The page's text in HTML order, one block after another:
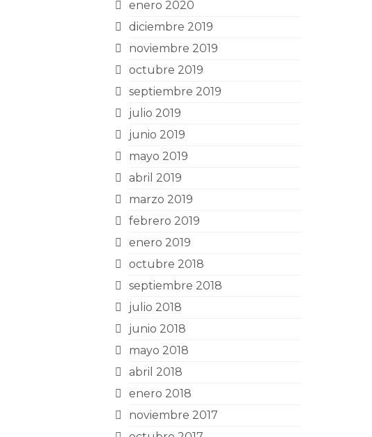
enero 2020
diciembre 2019
noviembre 2019
octubre 2019
septiembre 2019
julio 2019
junio 2019
mayo 2019
abril 2019
marzo 2019
febrero 2019
enero 2019
octubre 2018
septiembre 2018
julio 2018
junio 2018
mayo 2018
abril 2018
enero 2018
noviembre 2017